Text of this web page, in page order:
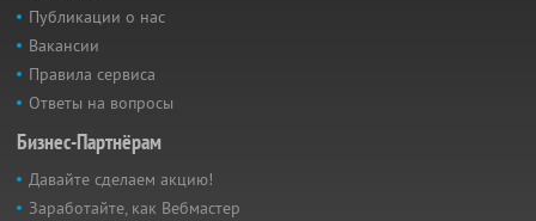
Публикации о нас
Вакансии
Правила сервиса
Ответы на вопросы
Бизнес-Партнёрам
Давайте сделаем акцию!
Заработайте, как Вебмастер